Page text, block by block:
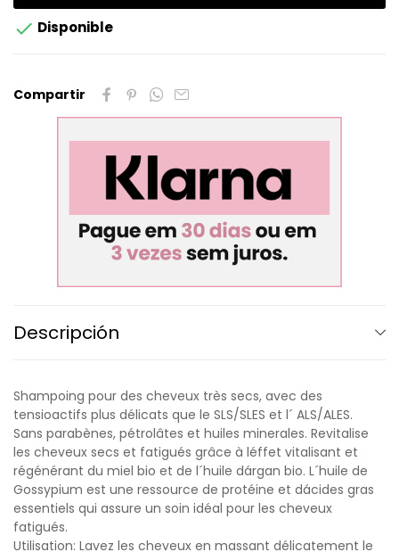
 Disponible
Compartir
Descripción
Shampoing pour des cheveux très secs, avec des
tensioactifs plus délicats que le SLS/SLES et l´ ALS/ALES.
Sans parabènes, pétrolâtes et huiles minerales. Revitalise
les cheveux secs et fatigués grâce à léffet vitalisant et
régénérant du miel bio et de l´huile dárgan bio. L´huile de
Gossypium est une ressource de protéine et dácides gras
essentiels qui assure un soin idéal pour les cheveux
fatigués.
Utilisation: Lavez les cheveux en massant délicatement le